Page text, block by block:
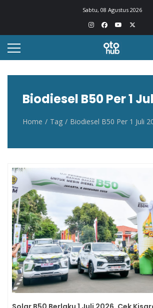
Sabtu, 08 Agustus 2026
Otohub.co
Portal berita otomotif Indonesia terkini
Biodiesel B50 Per 1
Home Tag Biodiesel B50 Per 1 Juli